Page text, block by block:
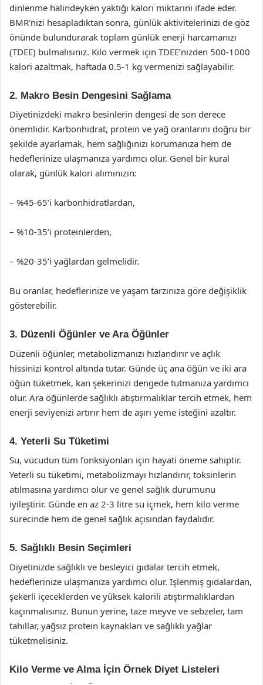
dinlenme halindeyken yaktığı kalori miktarını ifade eder.
BMR’nizi hesapladıktan sonra, günlük aktivitelerinizi de göz
önünde bulundurarak toplam günlük enerji harcamanızı
(TDEE) bulmalısınız. Kilo vermek için TDEE’nizden 500-1000
kalori azaltmak, haftada 0.5-1 kg vermenizi sağlayabilir.
2. Makro Besin Dengesini Sağlama
Diyetinizdeki makro besinlerin dengesi de son derece
önemlidir. Karbonhidrat, protein ve yağ oranlarını doğru bir
şekilde ayarlamak, hem sağlığınızı korumanıza hem de
hedeflerinize ulaşmanıza yardımcı olur. Genel bir kural
olarak, günlük kalori alımınızın:
– %45-65’i karbonhidratlardan,
– %10-35’i proteinlerden,
– %20-35’i yağlardan gelmelidir.
Bu oranlar, hedeflerinize ve yaşam tarzınıza göre değişiklik
gösterebilir.
3. Düzenli Öğünler ve Ara Öğünler
Düzenli öğünler, metabolizmanızı hızlandırır ve açlık
hissinizi kontrol altında tutar. Günde üç ana öğün ve iki ara
öğün tüketmek, kan şekerinizi dengede tutmanıza yardımcı
olur. Ara öğünlerde sağlıklı atıştırmalıklar tercih etmek, hem
enerji seviyenizi artırır hem de aşırı yeme isteğini azaltır.
4. Yeterli Su Tüketimi
Su, vücudun tüm fonksiyonları için hayati öneme sahiptir.
Yeterli su tüketimi, metabolizmayı hızlandırır, toksinlerin
atılmasına yardımcı olur ve genel sağlık durumunu
iyileştirir. Günde en az 2-3 litre su içmek, hem kilo verme
sürecinde hem de genel sağlık açısından faydalıdır.
5. Sağlıklı Besin Seçimleri
Diyetinizde sağlıklı ve besleyici gıdalar tercih etmek,
hedeflerinize ulaşmanıza yardımcı olur. İşlenmiş gıdalardan,
şekerli içeceklerden ve yüksek kalorili atıştırmalıklardan
kaçınmalısınız. Bunun yerine, taze meyve ve sebzeler, tam
tahıllar, yağsız protein kaynakları ve sağlıklı yağlar
tüketmelisiniz.
Kilo Verme ve Alma İçin Örnek Diyet Listeleri